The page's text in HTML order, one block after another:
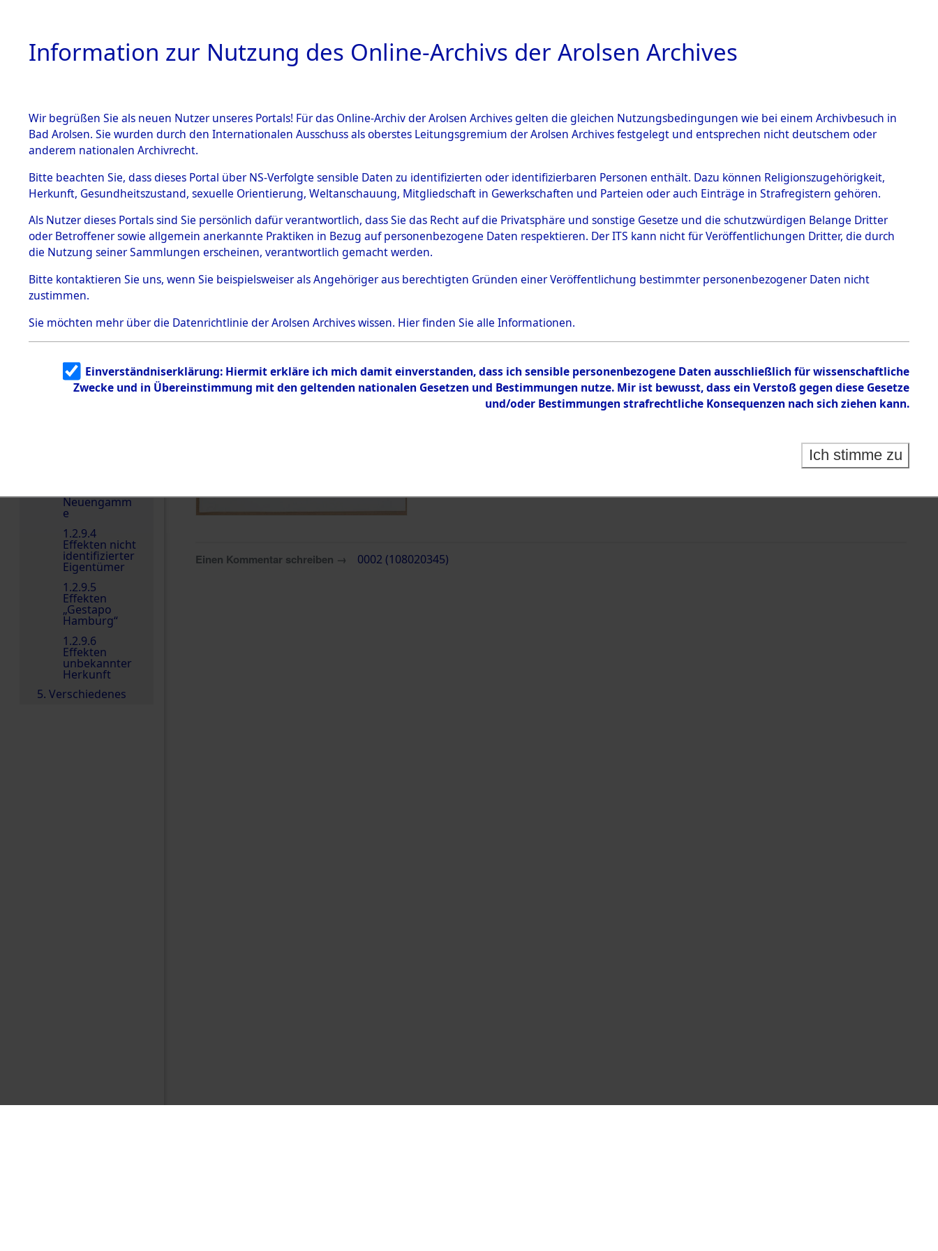
HOME BESTANDSBESCHREIBUNG ARCHIVALE ÜBERSICHT BILD
BESTÄNDE
Inhaftierungsdoku
mente
1.2.9 Beim ITS
verwahrte
1.2.9.1
Effekten aus
Dachau
e
1.2.9.2
Effekten aus
Neuengamm
e
1.2.9.4
Effekten nicht
identifizierter
Eigentümer
1.2.9.5
Effekten
„Gestapo
Hamburg“
1.2.9.6
Effekten
unbekannter
Herkunft
5. Verschiedenes
0002 (108020345)
0002 (108020345)
Person JAKOB, PAUL
Bestand
Einen Kommentar schreiben → 0002 (108020345)
Information zur Nutzung des Online-Archivs der Arolsen Archives
Wir begrüßen Sie als neuen Nutzer unseres Portals! Für das Online-Archiv der Arolsen Archives gelten die gleichen Nutzungsbedingungen wie bei einem Archivbesuch in
Bad Arolsen. Sie wurden durch den Internationalen Ausschuss als oberstes Leitungsgremium der Arolsen Archives festgelegt und entsprechen nicht deutschem oder
anderem nationalen Archivrecht.
Bitte beachten Sie, dass dieses Portal über NS-Verfolgte sensible Daten zu identifizierten oder identifizierbaren Personen enthält. Dazu können Religionszugehörigkeit,
Herkunft, Gesundheitszustand, sexuelle Orientierung, Weltanschauung, Mitgliedschaft in Gewerkschaften und Parteien oder auch Einträge in Strafregistern gehören.
Als Nutzer dieses Portals sind Sie persönlich dafür verantwortlich, dass Sie das Recht auf die Privatsphäre und sonstige Gesetze und die schutzwürdigen Belange Dritter
oder Betroffener sowie allgemein anerkannte Praktiken in Bezug auf personenbezogene Daten respektieren. Der ITS kann nicht für Veröffentlichungen Dritter, die durch
die Nutzung seiner Sammlungen erscheinen, verantwortlich gemacht werden.
Bitte kontaktieren Sie uns, wenn Sie beispielsweiser als Angehöriger aus berechtigten Gründen einer Veröffentlichung bestimmter personenbezogener Daten nicht
zustimmen.
Sie möchten mehr über die Datenrichtlinie der Arolsen Archives wissen. Hierfinden Sie alle Informationen.
Einverständniserklärung: Hiermit erkläre ich mich damit einverstanden, dass ich sensible personenbezogene Daten ausschließlich für wissenschaftliche
Zwecke und in Übereinstimmung mit den geltenden nationalen Gesetzen und Bestimmungen nutze. Mir ist bewusst, dass ein Verstoß gegen diese Gesetze
und/oder Bestimmungen strafrechtliche Konsequenzen nach sich ziehen kann.
Ich stimme zu